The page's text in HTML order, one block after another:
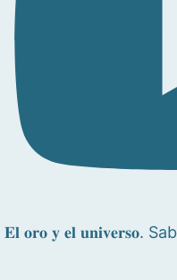
𝐄𝐥 𝐨𝐫𝐨 𝐲 𝐞𝐥 𝐮𝐧𝐢𝐯𝐞𝐫𝐬𝐨.